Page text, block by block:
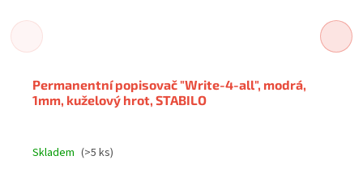
Permanentní popisovač "Write-4-all", modrá,
1mm, kuželový hrot, STABILO
Skladem (>5 ks)